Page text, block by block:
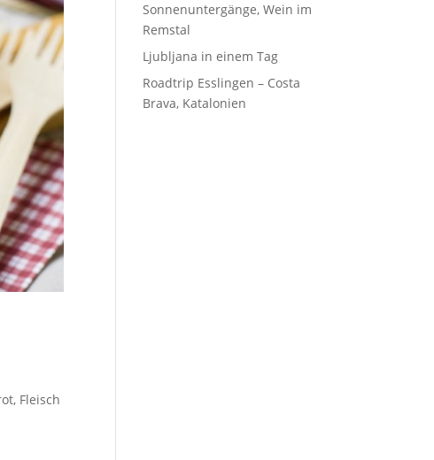
Fleisch
Sonnenuntergänge, Wein im
Remstal
Ljubljana in einem Tag
Roadtrip Esslingen – Costa
Brava, Katalonien